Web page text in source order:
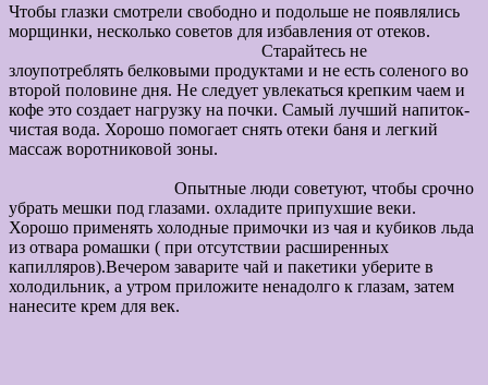
Чтобы глазки смотрели свободно и подольше не появлялись
морщинки, несколько советов для избавления от отеков.
Старайтесь не
злоупотреблять белковыми продуктами и не есть соленого во
второй половине дня. Не следует увлекаться крепким чаем и
кофе это создает нагрузку на почки. Самый лучший напиток-
чистая вода. Хорошо помогает снять отеки баня и легкий
массаж воротниковой зоны.
Опытные люди советуют, чтобы срочно
убрать мешки под глазами. охладите припухшие веки.
Хорошо применять холодные примочки из чая и кубиков льда
из отвара ромашки ( при отсутствии расширенных
капилляров).Вечером заварите чай и пакетики уберите в
холодильник, а утром приложите ненадолго к глазам, затем
нанесите крем для век.